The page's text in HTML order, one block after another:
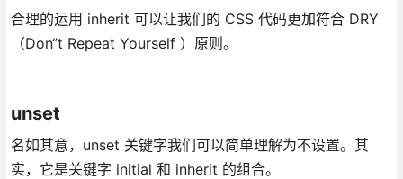
合理的运用 inherit 可以让我们的 CSS 代码更加符合 DRY
（Don‘’t Repeat Yourself ）原则。
unset
名如其意，unset 关键字我们可以简单理解为不设置。其
实，它是关键字 initial 和 inherit 的组合。